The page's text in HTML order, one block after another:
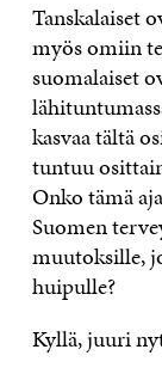
Tanskalaiset
myös omiin
suomalaiset
kasvaa tältä
tuntuu
Onko tämä
Suomen
muutoksille,
huipulle?
Kyllä, juuri